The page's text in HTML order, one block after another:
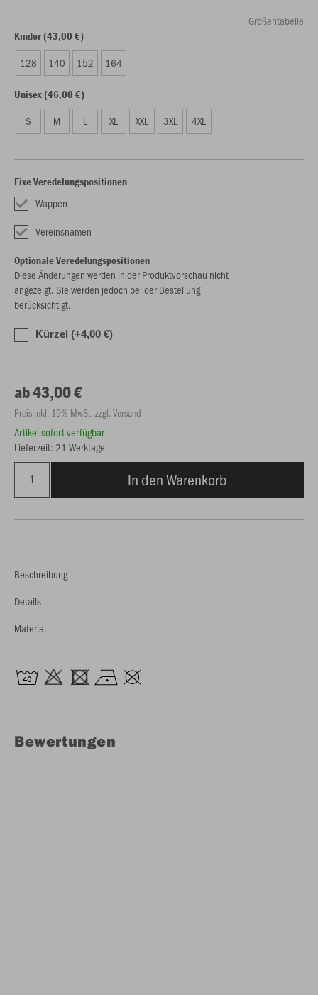
Größentabelle
Kinder (43,00 €)
128 140 152 164
Unisex (46,00 €)
S M L XL XXL 3XL 4XL
Fixe Veredelungspositionen
Wappen
Vereinsnamen
Optionale Veredelungspositionen
Diese Änderungen werden in der Produktvorschau nicht
angezeigt. Sie werden jedoch bei der Bestellung
berücksichtigt.
Kürzel (+4,00 €)
ab 43,00 €
Preis inkl. 19% MwSt. zzgl. Versand
Artikel sofort verfügbar
Lieferzeit: 21 Werktage
In den Warenkorb
Beschreibung
Details
Material
Bewertungen